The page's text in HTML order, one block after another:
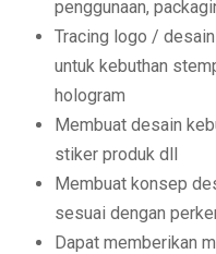
penggunaan,
Tracing logo /
untuk kebuthan
hologram
Membuat desain
stiker produk dll
Membuat konsep
sesuai dengan
Dapat memberikan